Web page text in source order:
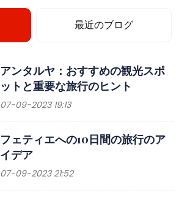
最近のブログ
アンタルヤ：おすすめの観光スポ
ットと重要な旅行のヒント
07-09-2023 19:13
フェティエへの10日間の旅行のア
イデア
07-09-2023 21:52